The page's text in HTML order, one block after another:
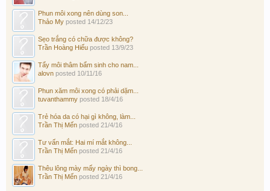
Phun môi xong nên dùng son...
Thảo My posted 14/12/23
Sẹo trắng có chữa được không?
Trần Hoàng Hiếu posted 13/9/23
Tẩy môi thâm bẩm sinh cho nam...
alovn posted 10/11/16
Phun xăm môi xong có phải dặm...
tuvanthammy posted 18/4/16
Trẻ hóa da có hại gì không, làm...
Trần Thị Mến posted 21/4/16
Tư vấn mắt: Hai mí mắt không...
Trần Thị Mến posted 21/4/16
Thêu lông mày mấy ngày thì bong...
Trần Thị Mến posted 21/4/16